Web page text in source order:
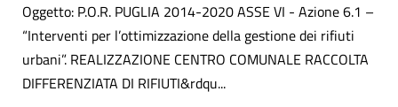
Oggetto: P.O.R. PUGLIA 2014-2020 ASSE VI - Azione 6.1 –
“Interventi per l’ottimizzazione della gestione dei rifiuti
urbani”. REALIZZAZIONE CENTRO COMUNALE RACCOLTA
DIFFERENZIATA DI RIFIUTI&rdqu...